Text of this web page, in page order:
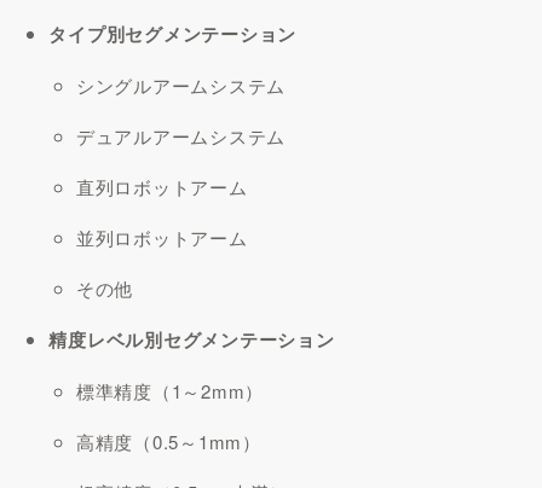
タイプ別セグメンテーション
シングルアームシステム
デュアルアームシステム
直列ロボットアーム
並列ロボットアーム
その他
精度レベル別セグメンテーション
標準精度（1～2mm）
高精度（0.5～1mm）